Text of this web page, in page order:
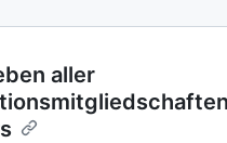
aller